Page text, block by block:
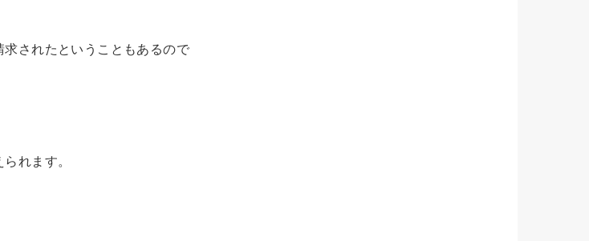
されたということもあるので
れます。